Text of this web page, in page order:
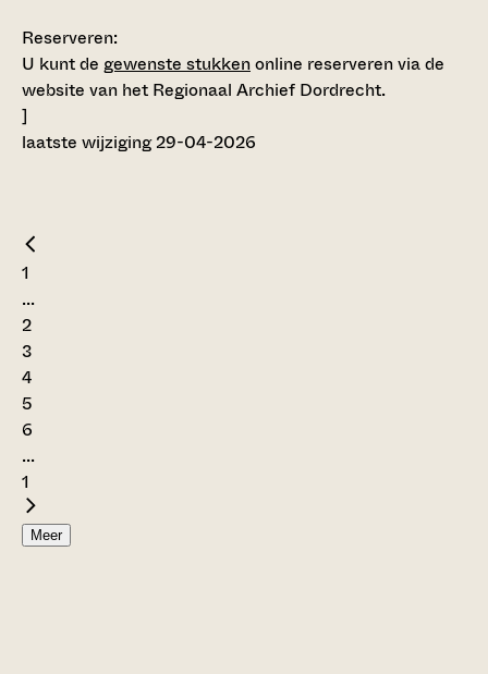
Reserveren:
U kunt de gewenste stukkenonline reserveren via de
website van het Regionaal Archief Dordrecht.
]
laatste wijziging 29-04-2026
1
...
2
3
4
5
6
...
1
Meer